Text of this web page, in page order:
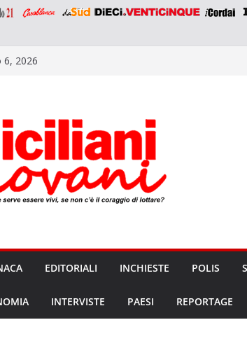
6, 2026
EDITORIALI INCHIESTE POLIS
INTERVISTE PAESI REPORTAGE